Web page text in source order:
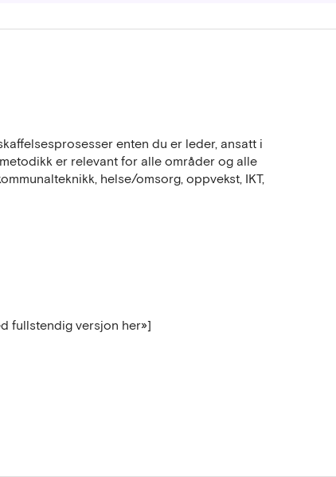
enten du er leder, ansatt i
er relevant for alle områder og alle
helse/omsorg, oppvekst, IKT,
fullstendig versjon her»]